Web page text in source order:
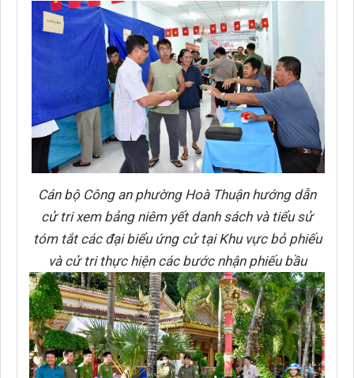
Cán bộ Công an phường Hoà Thuận hướng dẫn
cử tri xem bảng niêm yết danh sách và tiểu sử
tóm tắt các đại biểu ứng cử tại Khu vực bỏ phiếu
và cử tri thực hiện các bước nhận phiếu bầu